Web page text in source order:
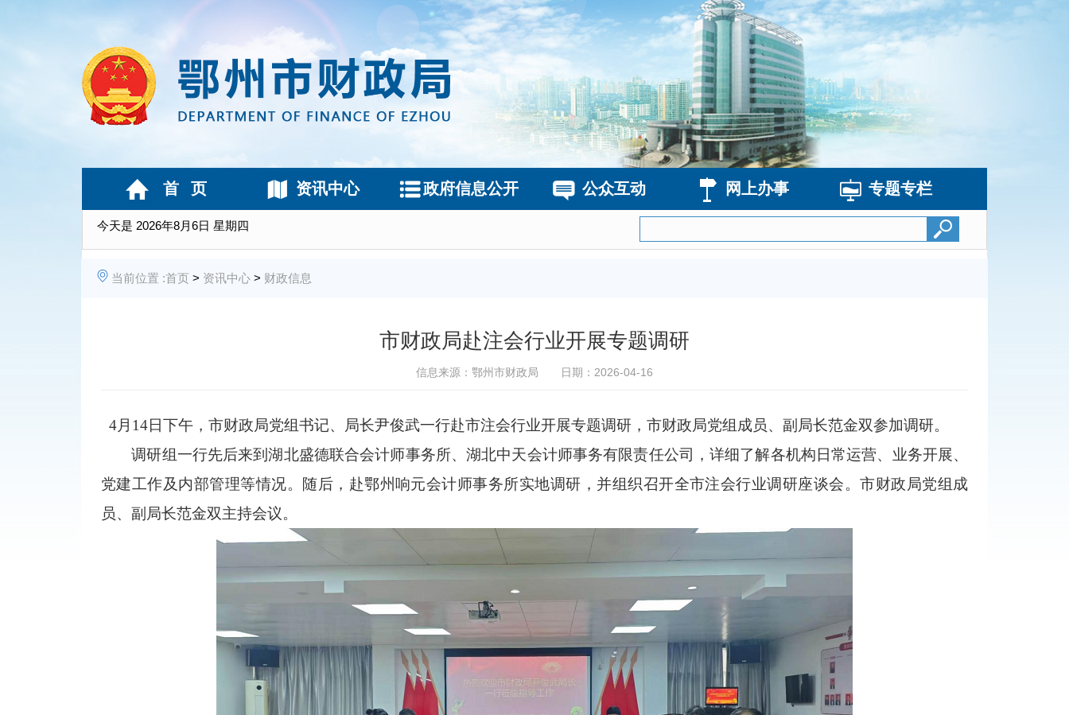
今天是 2026年8月6日 星期四
首 页 资讯中心 政府信息公开 公众互动 网上办事 专题专栏
当前位置 :首页 > 资讯中心 > 财政信息
市财政局赴注会行业开展专题调研
信息来源：鄂州市财政局 日期：2026-04-16
4月14日下午，市财政局党组书记、局长尹俊武一行赴市注会行业开展专题调研，市财政局党组成员、副局长范金双参加调研。
调研组一行先后来到湖北盛德联合会计师事务所、 湖北中天会计师事务有限责任公司 ，详细了解各机构日常运营、业务开展、
党建工作及内部管理等情况。随后，赴鄂州响元会计师事务所实地调研，并组织召开全市注会行业调研座谈会。市财政局党组成
员、副局长范金双主持会议。